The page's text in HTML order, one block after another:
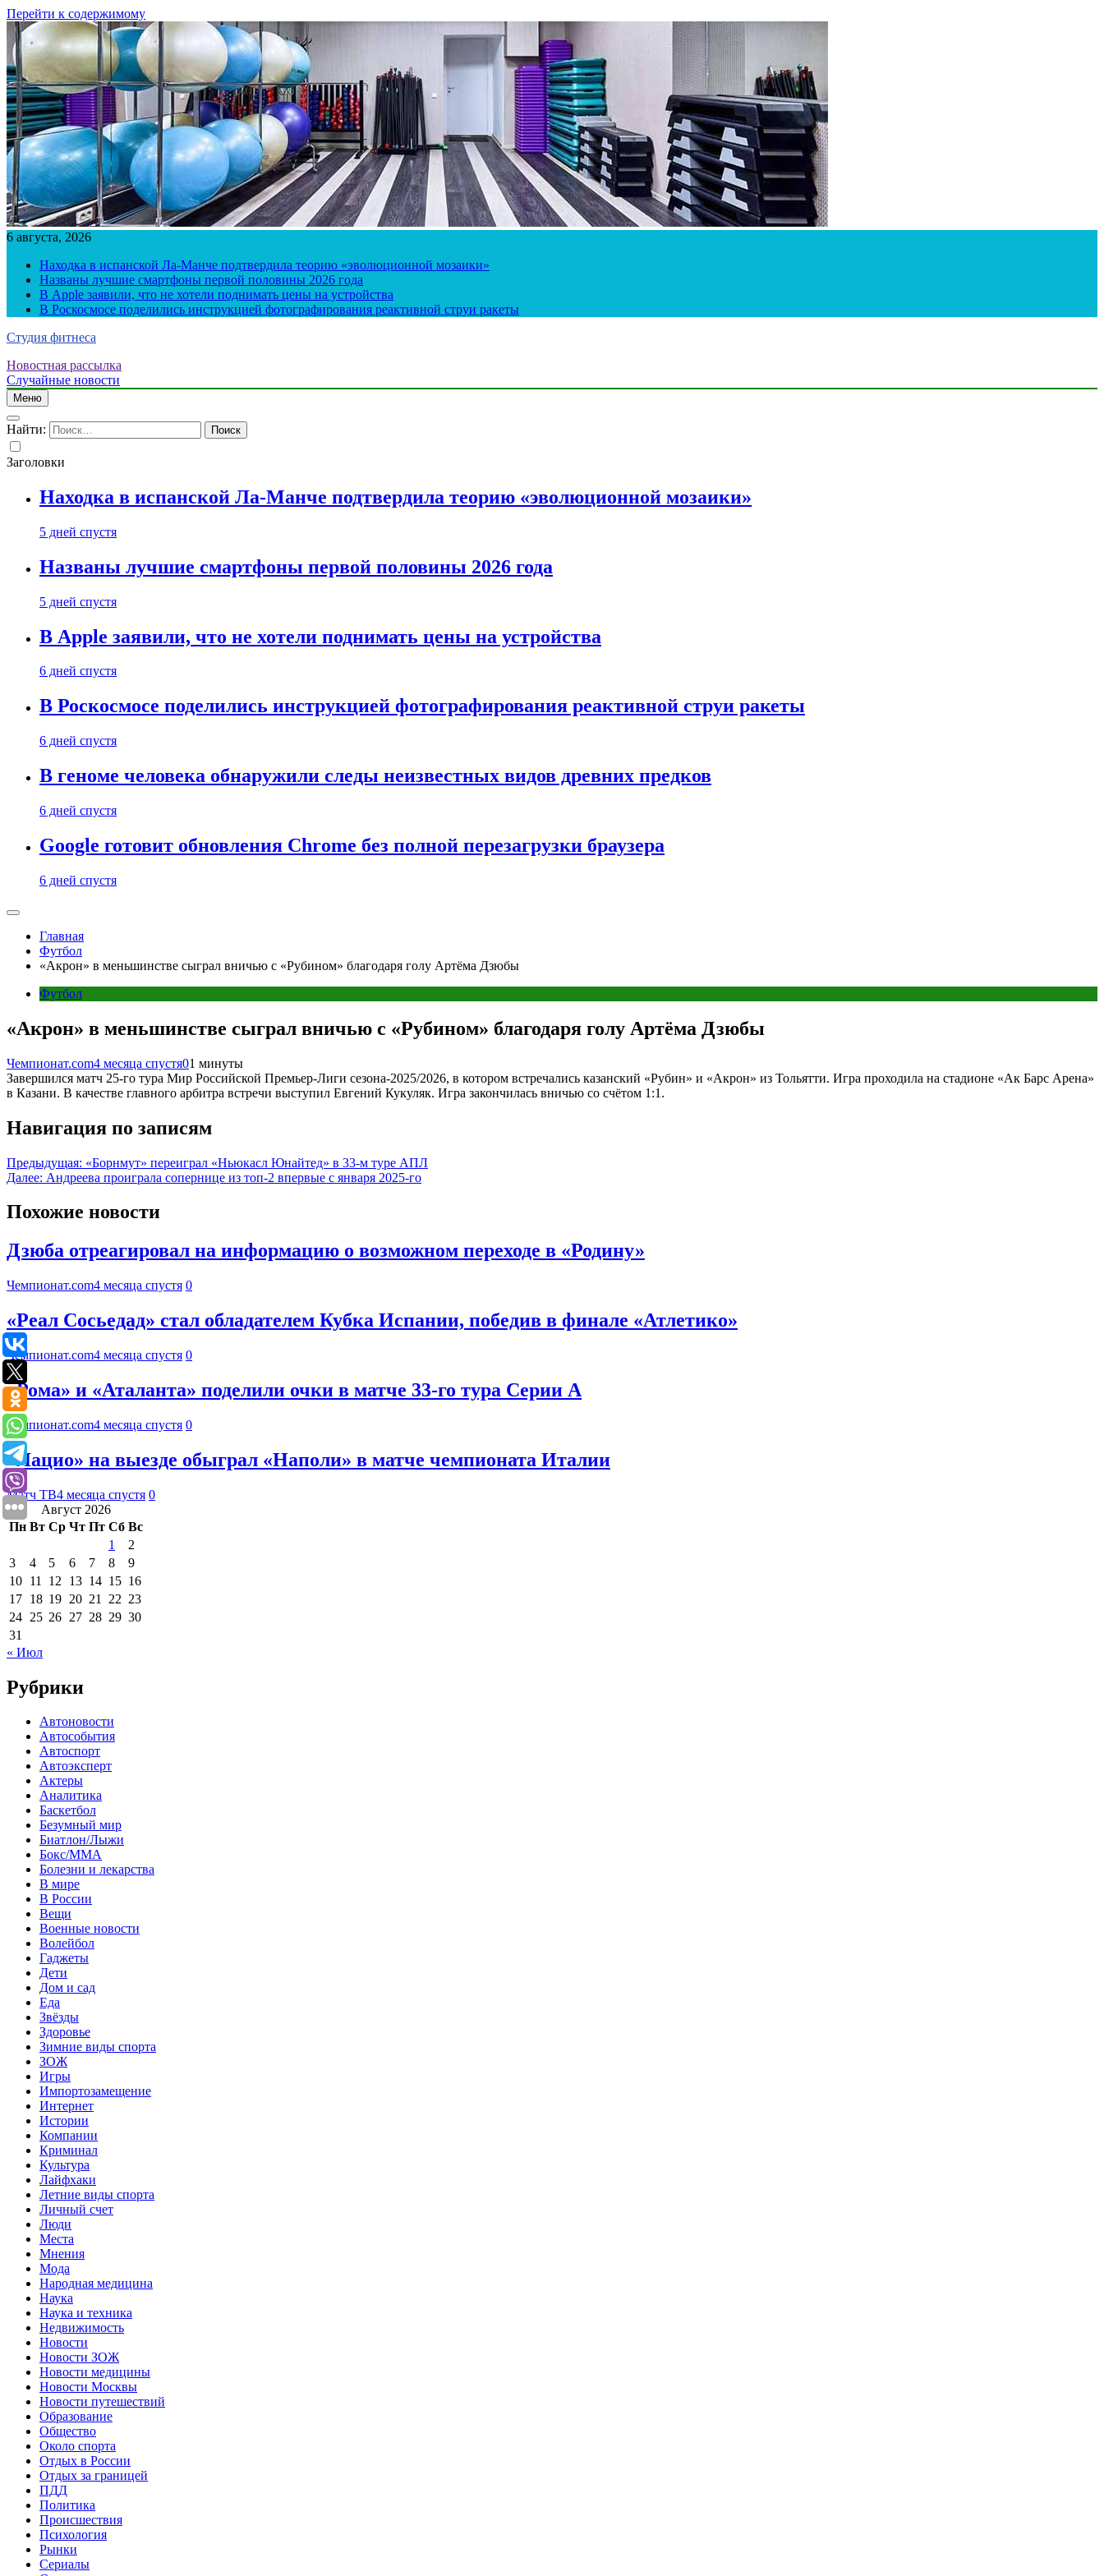
Перейти к содержимому
6 августа, 2026
Находка в испанской Ла-Манче подтвердила теорию «эволюционной мозаики»
Названы лучшие смартфоны первой половины 2026 года
В Apple заявили, что не хотели поднимать цены на устройства
В Роскосмосе поделились инструкцией фотографирования реактивной струи ракеты
Студия фитнеса
Новостная рассылка
Случайные новости
Меню
Найти:
Заголовки
Находка в испанской Ла-Манче подтвердила теорию «эволюционной мозаики»
5 дней спустя
Названы лучшие смартфоны первой половины 2026 года
5 дней спустя
В Apple заявили, что не хотели поднимать цены на устройства
6 дней спустя
В Роскосмосе поделились инструкцией фотографирования реактивной струи ракеты
6 дней спустя
В геноме человека обнаружили следы неизвестных видов древних предков
6 дней спустя
Google готовит обновления Chrome без полной перезагрузки браузера
6 дней спустя
Главная
Футбол
«Акрон» в меньшинстве сыграл вничью с «Рубином» благодаря голу Артёма Дзюбы
Футбол
«Акрон» в меньшинстве сыграл вничью с «Рубином» благодаря голу Артёма Дзюбы
Чемпионат.com4 месяца спустя01 минуты
Завершился матч 25-го тура Мир Российской Премьер-Лиги сезона-2025/2026, в котором встречались казанский «Рубин» и «Акрон» из Тольятти. Игра проходила на стадионе «Ак Барс Арена»
в Казани. В качестве главного арбитра встречи выступил Евгений Кукуляк. Игра закончилась вничью со счётом 1:1.
Навигация по записям
Предыдущая: «Борнмут» переиграл «Ньюкасл Юнайтед» в 33-м туре АПЛ
Далее: Андреева проиграла сопернице из топ-2 впервые с января 2025-го
Похожие новости
Дзюба отреагировал на информацию о возможном переходе в «Родину»
Чемпионат.com4 месяца спустя 0
«Реал Сосьедад» стал обладателем Кубка Испании, победив в финале «Атлетико»
Чемпионат.com4 месяца спустя 0
«Рома» и «Аталанта» поделили очки в матче 33-го тура Серии А
Чемпионат.com4 месяца спустя 0
«Лацио» на выезде обыграл «Наполи» в матче чемпионата Италии
Матч ТВ4 месяца спустя 0
Август 2026
Пн Вт Ср Чт Пт Сб Вс
1
2
3
4 5 6 7 8
9
10 11 12 13 14 15 16
17 18 19 20 21 22 23
24 25 26 27 28 29 30
31
« Июл
Рубрики
Автоновости
Автособытия
Автоспорт
Автоэксперт
Актеры
Аналитика
Баскетбол
Безумный мир
Биатлон/Лыжи
Бокс/MMA
Болезни и лекарства
В мире
В России
Вещи
Военные новости
Волейбол
Гаджеты
Дети
Дом и сад
Еда
Звёзды
Здоровье
Зимние виды спорта
ЗОЖ
Игры
Импортозамещение
Интернет
Истории
Компании
Криминал
Культура
Лайфхаки
Летние виды спорта
Личный счет
Люди
Места
Мнения
Мода
Народная медицина
Наука
Наука и техника
Недвижимость
Новости
Новости ЗОЖ
Новости медицины
Новости Москвы
Новости путешествий
Образование
Общество
Около спорта
Отдых в России
Отдых за границей
ПДД
Политика
Происшествия
Психология
Рынки
Сериалы